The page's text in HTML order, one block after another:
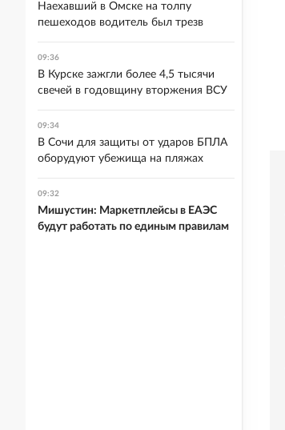
Наехавший в Омске на толпу
пешеходов водитель был трезв
09:36
В Курске зажгли более 4,5 тысячи
свечей в годовщину вторжения ВСУ
09:34
В Сочи для защиты от ударов БПЛА
оборудуют убежища на пляжах
09:32
Мишустин: Маркетплейсы в ЕАЭС
будут работать по единым правилам